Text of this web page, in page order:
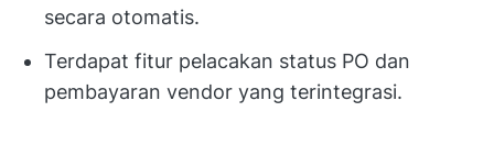
secara otomatis.
Terdapat fitur pelacakan status PO dan
pembayaran vendor yang terintegrasi.